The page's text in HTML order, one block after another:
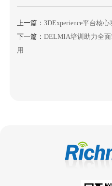
上一篇： 3DExperience平台核
下一篇： DELMIA培训助力全
用